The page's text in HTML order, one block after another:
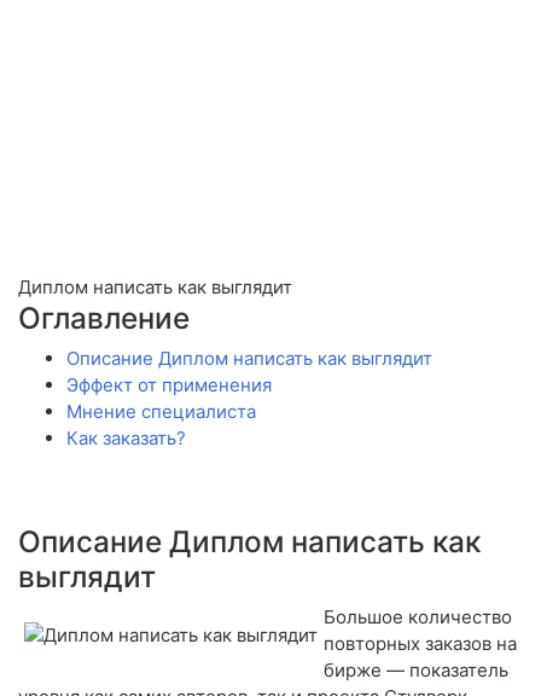
Диплом написать как выглядит
Оглавление
Описание Диплом написать как выглядит
Эффект от применения
Мнение специалиста
Как заказать?
Описание Диплом написать как
выглядит
Большое количество
повторных заказов на
бирже — показатель